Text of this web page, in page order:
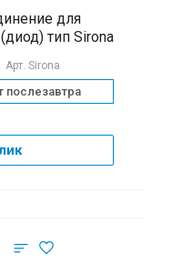
для
тип Sirona
Арт. Sirona
послезавтра